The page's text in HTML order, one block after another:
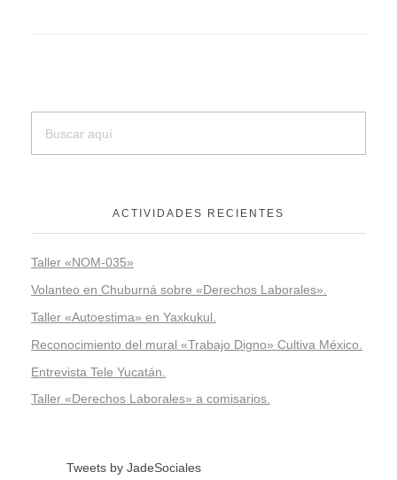
ACTIVIDADES RECIENTES
Taller «NOM-035»
Volanteo en Chuburná sobre «Derechos Laborales».
Taller «Autoestima» en Yaxkukul.
Reconocimiento del mural «Trabajo Digno» Cultiva México.
Entrevista Tele Yucatán.
Taller «Derechos Laborales» a comisarios.
Tweets by JadeSociales